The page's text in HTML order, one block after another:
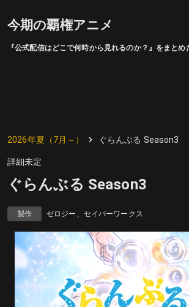
今期の覇権アニメ
『公式配信はどこで何時から見れるのか？』をまとめ
2026年夏（7月～） ぐらんぶる Season3
詳細未定
ぐらんぶる Season3
製作 ゼロジー、セイバーワークス